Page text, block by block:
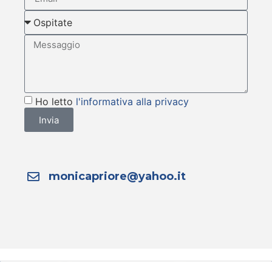
Ho letto l'informativa alla privacy
Invia
monicapriore@yahoo.it